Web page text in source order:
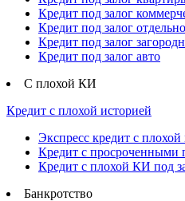
Кредит под залог
Кредит под залог
Кредит под залог
Кредит под залог авто
С плохой КИ
Кредит с плохой историей
Экспресс кредит с плохой
Кредит с просроченными
Кредит с плохой КИ под
Банкротство